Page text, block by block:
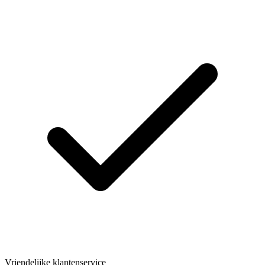
Vriendelijke klantenservice